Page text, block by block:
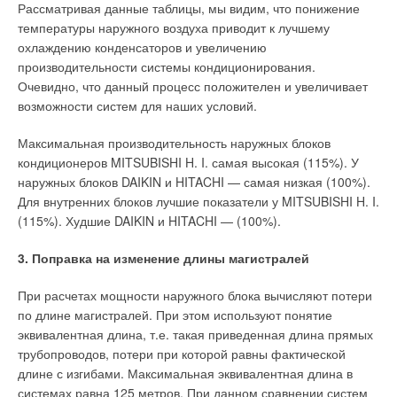
Рассматривая данные таблицы, мы видим, что понижение
температуры наружного воздуха приводит к лучшему
охлаждению конденсаторов и увеличению
производительности системы кондиционирования.
Очевидно, что данный процесс положителен и увеличивает
возможности систем для наших условий.
Максимальная производительность наружных блоков
кондиционеров MITSUBISHI H. I. самая высокая (115%). У
наружных блоков DAIKIN и HITACHI — самая низкая (100%).
Для внутренних блоков лучшие показатели у MITSUBISHI H. I.
(115%). Худшие DAIKIN и HITACHI — (100%).
3. Поправка на изменение длины магистралей
При расчетах мощности наружного блока вычисляют потери
по длине магистралей. При этом используют понятие
эквивалентная длина, т.е. такая приведенная длина прямых
трубопроводов, потери при которой равны фактической
длине с изгибами. Максимальная эквивалентная длина в
системах равна 125 метров. При данном сравнении систем
Ваш E-mail *
Текст комментария
производятся и в Советском союзе...
Процветает фабрика Юнкерса по производству колонок, в
1929 году впервые применяется термоэлектрический
выключатель газа, что делает колонки Junkers самыми
безопасными в мире. С течением времени понятие газовая
Европы… И пока одна часть Европы с благодарностью
продолжала обогреваться у «газовой колонки Junkers»,
другая ее часть с удивлением и восхищением совершала
воздушные перелеты в различные страны мира на
самолетах Junkers.
Однако мировой экономический кризис не обошел стороной
газовых колонок фирме Robert Bosch GmbH.
Большой опыт Юнкерса и техническое ноу-хау Боша сделали
возможными изобретения, ставшими в дальнейшем
основополагающими направлениями в развитии
Прокладка инженерных коммуникаций в большинстве
случаев сопряжена с необходимостью сверления
технологических отверстий в стенах и перекрытиях
изготовленных преимущественно из железобетона, бетона,
кирпича и т.д. Для выполнения этой операции
«ROTHENBERGER» предлагает серию алмазных бурильных
установок, гармонично сочетающиx в себе такие качества,
как высокая производительность, большая мощность,
простота конструкции и мобильность. В серию входит три
установки: RODIACUT 131 DWS, RODIACUT 201 DWS и FF
301 TS. Все установки позволяют производить сверление как
«вмокрую», так и «всухую». Конструкция станины позволяет
сверлить под углом. Электропитание производится от
Алмазная бурильная установка RODIACUT 131 DWS
комплектуется двигателем RODIADRILL 1800 DWS и
позволяет сверлить отверстия до 131 мм. Двигатель
обладает мощностью 1800 Вт, и имеет две скорости 760 об/
мин и 1570 об/мин. Установка оборудована системой подачи